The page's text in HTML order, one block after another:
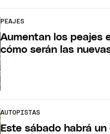
PEAJES
Aumentan los peajes
cómo serán las
AUTOPISTAS
Este sábado habrá